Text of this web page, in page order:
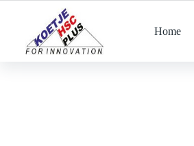
inhoud
Home